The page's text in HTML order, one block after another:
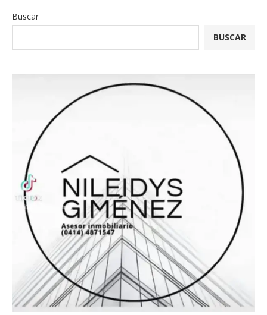
Buscar
BUSCAR